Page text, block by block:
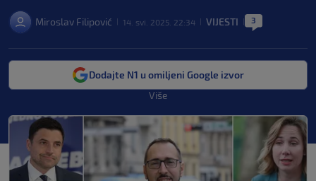
Miroslav Filipović 14. svi. 2025. 22:34 VIJESTI 3
Dodajte N1 u omiljeni Google izvor
Više